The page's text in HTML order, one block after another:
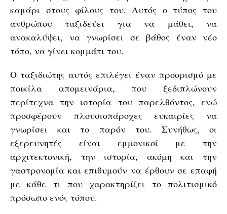
καμάρι στους φίλους του. Αυτός ο τύπος του
ανθρώπου ταξιδεύει για να μάθει, να
ανακαλύψει, να γνωρίσει σε βάθος έναν νέο
τόπο, να γίνει κομμάτι του.
Ο ταξιδιώτης αυτός επιλέγει έναν προορισμό με
ποικίλα απομεινάρια, που ξεδιπλώνουν
περίτεχνα την ιστορία του παρελθόντος, ενώ
προσφέρουν πλουσιοπάροχες ευκαιρίες να
γνωρίσει και το παρόν του. Συνήθως, οι
εξερευνητές είναι εμμονικοί με την
αρχιτεκτονική, την ιστορία, ακόμη και την
γαστρονομία και επιθυμούν να έρθουν σε επαφή
με κάθε τι που χαρακτηρίζει το πολιτισμικό
πρόσωπο ενός τόπου.